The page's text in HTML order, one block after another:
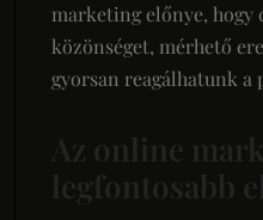
marketing előnye, hogy
közönséget, mérhető
gyorsan reagálhatunk a
Az online
legfontosabb